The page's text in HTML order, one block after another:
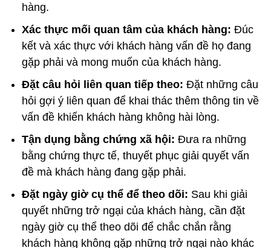
hàng.
Xác thực mối quan tâm của khách hàng: Đúc
kết và xác thực với khách hàng vấn đề họ đang
gặp phải và mong muốn của khách hàng.
Đặt câu hỏi liên quan tiếp theo: Đặt những câu
hỏi gợi ý liên quan để khai thác thêm thông tin về
vấn đề khiến khách hàng không hài lòng.
Tận dụng bằng chứng xã hội: Đưa ra những
bằng chứng thực tế, thuyết phục giải quyết vấn
đề mà khách hàng đang gặp phải.
Đặt ngày giờ cụ thể để theo dõi: Sau khi giải
quyết những trở ngại của khách hàng, cần đặt
ngày giờ cụ thể theo dõi để chắc chắn rằng
khách hàng không gặp những trở ngại nào khác